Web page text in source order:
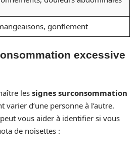
gonflement
excessive
les signes surconsommation
varier d’une personne à l’autre.
vous aider à identifier si vous
de noisettes :